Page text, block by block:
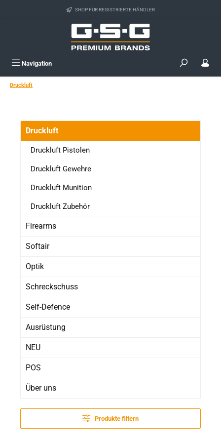
Zum Hauptinhalt springen SHOP FÜR REGISTRIERTE HÄNDLER
Navigation
Druckluft
Druckluft
Druckluft Pistolen
Druckluft Gewehre
Druckluft Munition
Druckluft Zubehör
Firearms
Softair
Optik
Schreckschuss
Self-Defence
Ausrüstung
NEU
POS
Über uns
Produkte filtern